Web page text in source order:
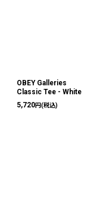
OBEY Galleries
Classic Tee - White
5,720円(税込)